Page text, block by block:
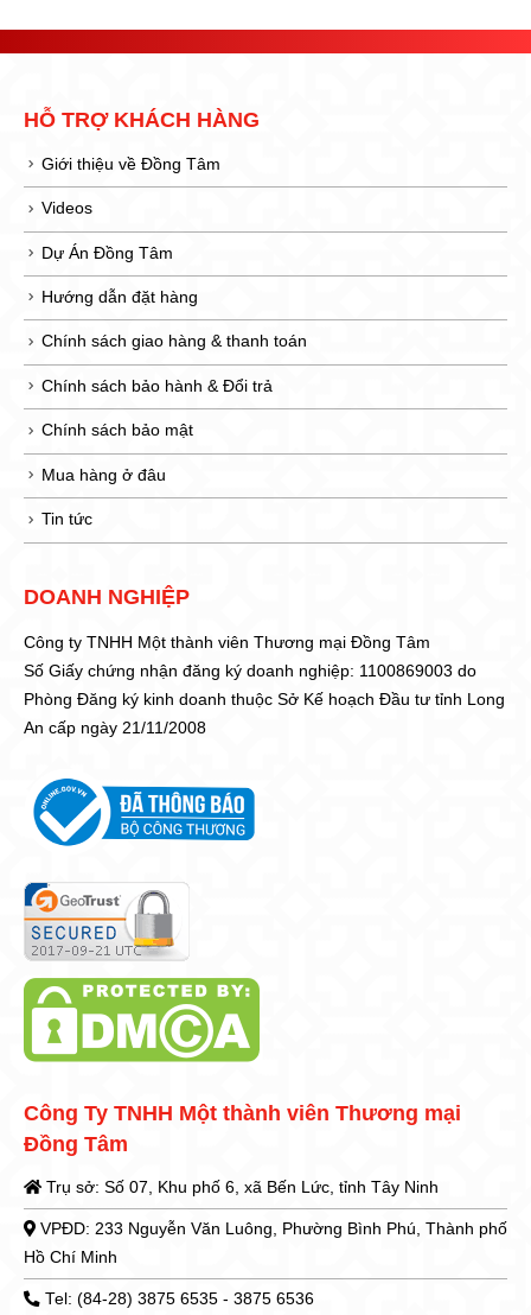
HỖ TRỢ KHÁCH HÀNG
Giới thiệu về Đồng Tâm
Videos
Dự Án Đồng Tâm
Hướng dẫn đặt hàng
Chính sách giao hàng & thanh toán
Chính sách bảo hành & Đổi trả
Chính sách bảo mật
Mua hàng ở đâu
Tin tức
DOANH NGHIỆP
Công ty TNHH Một thành viên Thương mại Đồng Tâm
Số Giấy chứng nhận đăng ký doanh nghiệp: 1100869003 do
Phòng Đăng ký kinh doanh thuộc Sở Kế hoạch Đầu tư tỉnh Long
An cấp ngày 21/11/2008
Công Ty TNHH Một thành viên Thương mại
Đồng Tâm
Trụ sở: Số 07, Khu phố 6, xã Bến Lức, tỉnh Tây Ninh
VPĐD: 233 Nguyễn Văn Luông, Phường Bình Phú, Thành phố
Hồ Chí Minh
Tel: (84-28) 3875 6535 - 3875 6536